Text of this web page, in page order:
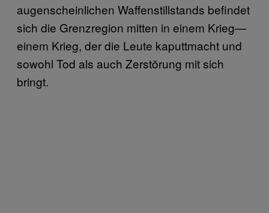
augenscheinlichen Waffenstillstands befindet
sich die Grenzregion mitten in einem Krieg—
einem Krieg, der die Leute kaputtmacht und
sowohl Tod als auch Zerstörung mit sich
bringt.